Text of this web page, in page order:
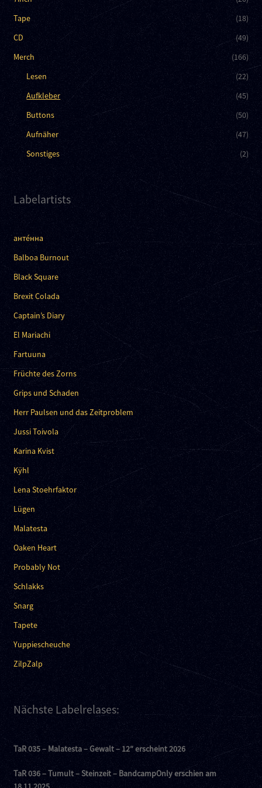
Tape
(18)
CD
(49)
Merch
(166)
Lesen
(22)
Aufkleber
(45)
Buttons
(50)
Aufnäher
(47)
Sonstiges
(2)
Labelartists
анте́нна
Balboa Burnout
Black Square
Brexit Colada
Captain’s Diary
El Mariachi
Fartuuna
Früchte des Zorns
Grips und Schaden
Herr Paulsen und das Zeitproblem
Jussi Toivola
Karina Kvist
Kÿhl
Lena Stoehrfaktor
Lügen
Malatesta
Oaken Heart
Probably Not
Schlakks
Snarg
Tapete
Yuppiescheuche
ZilpZalp
Nächste Labelrelases:
TaR 035 – Malatesta – Gewalt – 12″ erscheint 2026
TaR 036 – Tumult – Steinzeit – BandcampOnly erschien am